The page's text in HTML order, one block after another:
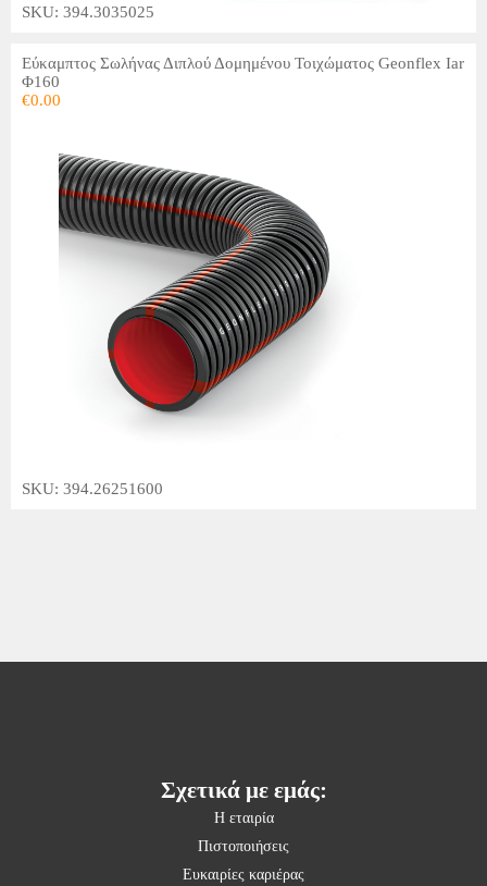
SKU: 394.3035025
Εύκαμπτος Σωλήνας Διπλού Δομημένου Τοιχώματος Geonflex Iar
Φ160
€0.00
SKU: 394.26251600
Σχετικά με εμάς:
Η εταιρία
Πιστοποιήσεις
Ευκαιρίες καριέρας